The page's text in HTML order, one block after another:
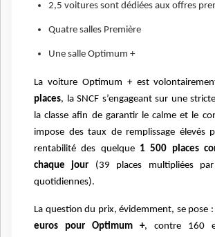
2,5 voitures sont dédiées aux offres
Quatre salles Première
Une salle Optimum +
La voiture Optimum + est
places, la SNCF s’engageant sur une
la classe afin de garantir le calme et le
impose des taux de remplissage élevés
rentabilité des quelque 1 500 places
chaque jour (39 places multipliées
quotidiennes).
La question du prix, évidemment, se pose :
euros pour Optimum +, contre 160